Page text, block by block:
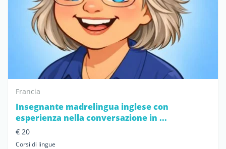
Francia
Insegnante madrelingua inglese con
esperienza nella conversazione in ...
€ 20
Corsi di lingue